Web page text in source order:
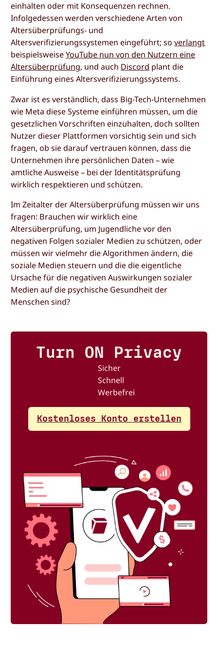
einhalten oder mit Konsequenzen rechnen.
Infolgedessen werden verschiedene Arten von
Altersüberprüfungs- und
Altersverifizierungssystemen eingeführt; soverlangt
beispielsweiseYouTube nun von den Nutzern eine
Altersüberprüfung, und auch Discord plant die
Einführung eines Altersverifizierungssystems.
Zwar ist es verständlich, dass Big-Tech-Unternehmen
wie Meta diese Systeme einführen müssen, um die
gesetzlichen Vorschriften einzuhalten, doch sollten
Nutzer dieser Plattformen vorsichtig sein und sich
fragen, ob sie darauf vertrauen können, dass die
Unternehmen ihre persönlichen Daten – wie
amtliche Ausweise – bei der Identitätsprüfung
wirklich respektieren und schützen.
Im Zeitalter der Altersüberprüfung müssen wir uns
fragen: Brauchen wir wirklich eine
Altersüberprüfung, um Jugendliche vor den
negativen Folgen sozialer Medien zu schützen, oder
müssen wir vielmehr die Algorithmen ändern, die
soziale Medien steuern und die die eigentliche
Ursache für die negativen Auswirkungen sozialer
Medien auf die psychische Gesundheit der
Menschen sind?
Turn ON Privacy
Sicher
Schnell
Werbefrei
Kostenloses Konto erstellen